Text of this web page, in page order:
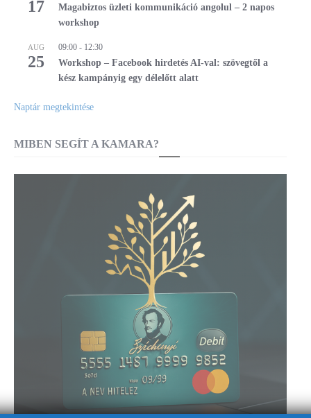
17
Magabiztos üzleti kommunikáció angolul – 2 napos
workshop
AUG
25
09:00 - 12:30
Workshop – Facebook hirdetés AI-val: szövegtől a
kész kampányig egy délelőtt alatt
Naptár megtekintése
MIBEN SEGÍT A KAMARA?